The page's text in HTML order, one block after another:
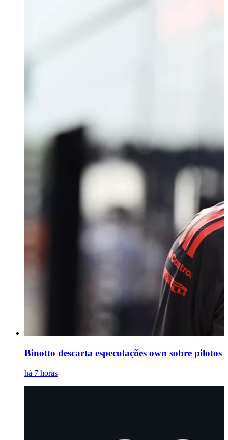
Binotto descarta especulações own sobre
há 7 horas